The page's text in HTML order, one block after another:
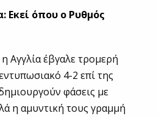
Εκεί όπου ο Ρυθμός
Αγγλία έβγαλε τρομερή
4-2 επί της
φάσεις με
η αμυντική τους γραμμή